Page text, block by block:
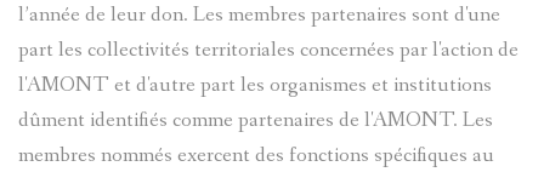
l’année de leur don. Les membres partenaires sont d'une
part les collectivités territoriales concernées par l'action de
l'AMONT et d'autre part les organismes et institutions
dûment identifiés comme partenaires de l'AMONT. Les
membres nommés exercent des fonctions spécifiques au